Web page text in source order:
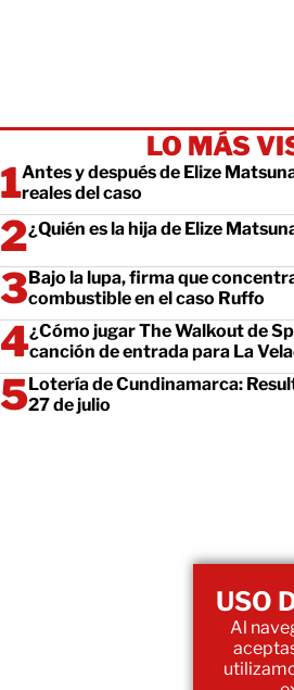
LO MÁS
Antes y después de Elize
reales del caso
¿Quién es la hija de Elize
Bajo la lupa, firma que
combustible en el caso Ruffo
¿Cómo jugar The Walkout de
canción de entrada para La
Lotería de Cundinamarca:
27 de julio
USO
Al